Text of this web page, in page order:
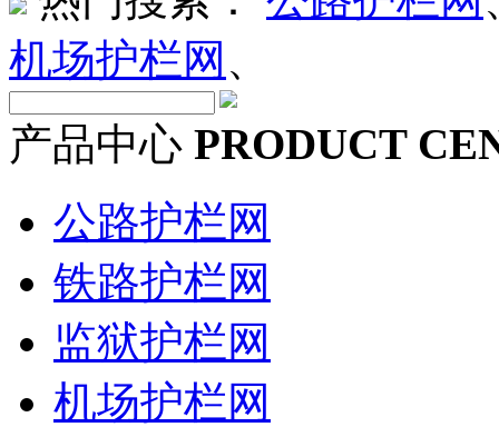
机场护栏网 、
产品中心 PRODUCT
公路护栏网
铁路护栏网
监狱护栏网
机场护栏网